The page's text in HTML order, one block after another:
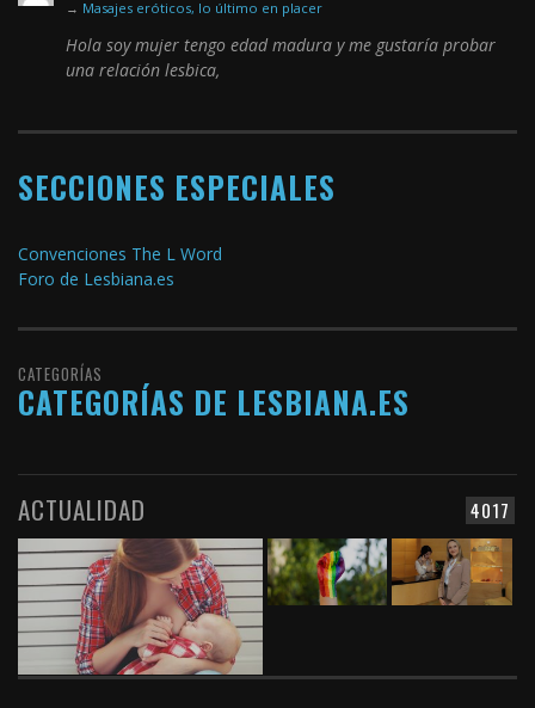
→ Masajes eróticos, lo último en placer
Hola soy mujer tengo edad madura y me gustaría probar
una relación lesbica,
SECCIONES ESPECIALES
Convenciones The L Word
Foro de Lesbiana.es
CATEGORÍAS
CATEGORÍAS DE LESBIANA.ES
4017
ACTUALIDAD